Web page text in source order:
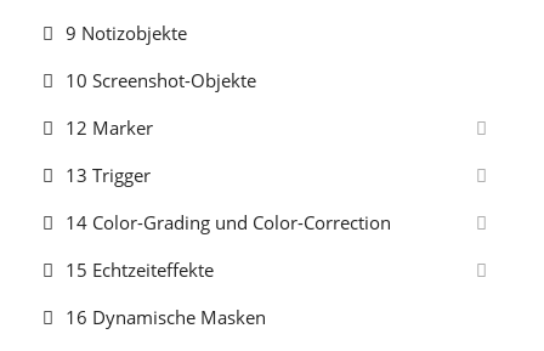
9 Notizobjekte
10 Screenshot-Objekte
12 Marker
13 Trigger
14 Color-Grading und Color-Correction
15 Echtzeiteffekte
16 Dynamische Masken